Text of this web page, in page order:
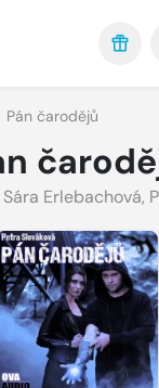
Pán čarodějů
Sára Erlebachová,